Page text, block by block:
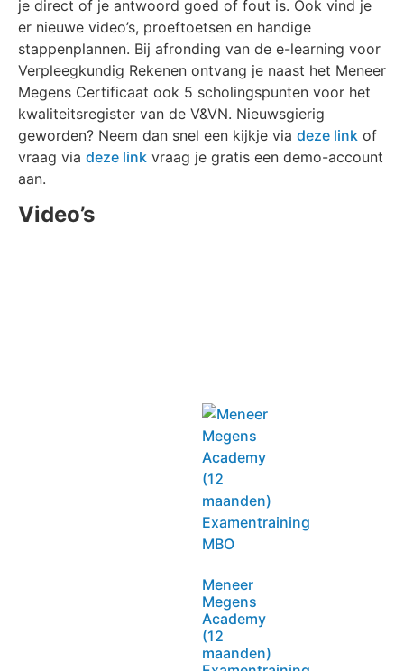
je direct of je antwoord goed of fout is. Ook vind je
er nieuwe video’s, proeftoetsen en handige
stappenplannen. Bij afronding van de e-learning voor
Verpleegkundig Rekenen ontvang je naast het Meneer
Megens Certificaat ook 5 scholingspunten voor het
kwaliteitsregister van de V&VN. Nieuwsgierig
geworden? Neem dan snel een kijkje via deze link of
vraag via deze link vraag je gratis een demo-account
aan.
Video’s
Meneer
Megens
Academy
(12
maanden)